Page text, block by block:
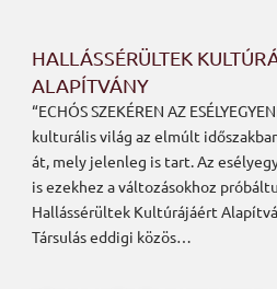
HALLÁSSÉRÜLTEK
ALAPÍTVÁNY
“ECHÓS SZEKÉREN AZ
kulturális világ az elmúlt
át, mely jelenleg is tart. Az
is ezekhez a változásokhoz
Hallássérültek Kultúrájáért
Társulás eddigi közös…